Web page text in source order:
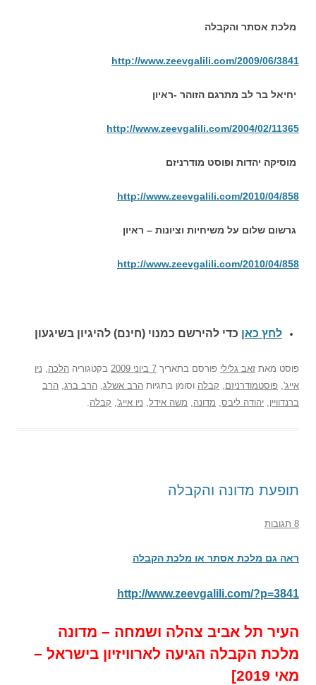
מלכת אסתר והקבלה
http://www.zeevgalili.com/2009/06/3841
יחיאל בר לב מתרגם הזוהר -ראיון
http://www.zeevgalili.com/2004/02/11365
מוסיקה יהדות ופוסט מודרניזם
http://www.zeevgalili.com/2010/04/858
גרשום שלום על משיחיות וציונות – ראיון
http://www.zeevgalili.com/2010/04/858
לחץ כאן כדי להירשם כמנוי (חינם) להיגיון בשיגעון
פוסט מאת זאב גלילי פורסם בתאריך 7 ביוני 2009 בקטגוריה הלכה, ניו
אייג', פוסטמודרניזם, קבלה וסומן בתגיות הרב אשלג, הרב ברג, הרב
ברנדוויין, יהודה ליבס, מדונה, משה אידל, ניו אייג', קבלה.
תופעת מדונה והקבלה
8 תגובות
ראה גם מלכת אסתר או מלכת הקבלה
http://www.zeevgalili.com/?p=3841
העיר תל אביב צהלה ושמחה – מדונה
מלכת הקבלה הגיעה לארוויזיון בישראל –
מאי 2019]